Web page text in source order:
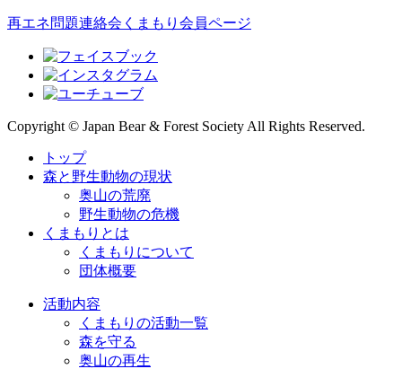
再エネ問題連絡会 くまもり会員ページ
Copyright © Japan Bear & Forest Society All Rights Reserved.
トップ
森と野生動物の現状
奥山の荒廃
野生動物の危機
くまもりとは
くまもりについて
団体概要
活動内容
くまもりの活動一覧
森を守る
奥山の再生